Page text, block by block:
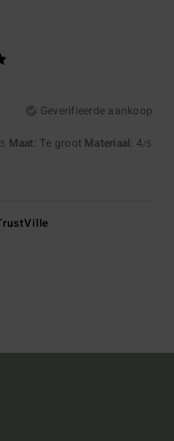
Geverifieerde aankoop
Maat: Te groot Materiaal: 4/5